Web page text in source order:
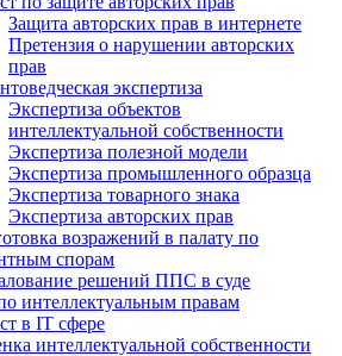
Защита авторских прав в интернете
Претензия о нарушении авторских
прав
экспертиза
Экспертиза объектов
интеллектуальной собственности
Экспертиза полезной модели
Экспертиза промышленного образца
Экспертиза товарного знака
Экспертиза авторских прав
возражений в палату по
спорам
решений ППС в суде
интеллектуальным правам
в IT сфере
интеллектуальной собственности